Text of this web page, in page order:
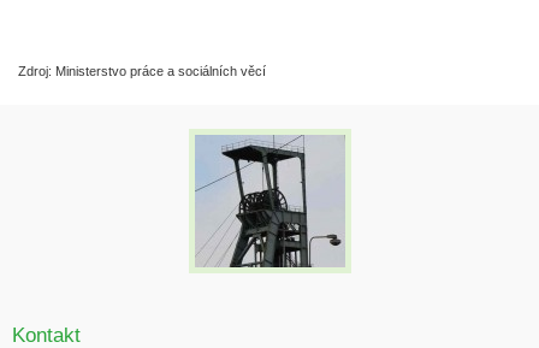
Zdroj: Ministerstvo práce a sociálních věcí
Kontakt